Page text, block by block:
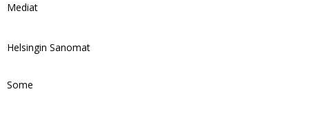
Mediat
Helsingin Sanomat
Some